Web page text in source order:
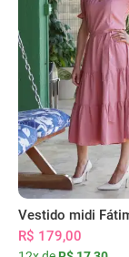
Vestido midi
R$ 179,00